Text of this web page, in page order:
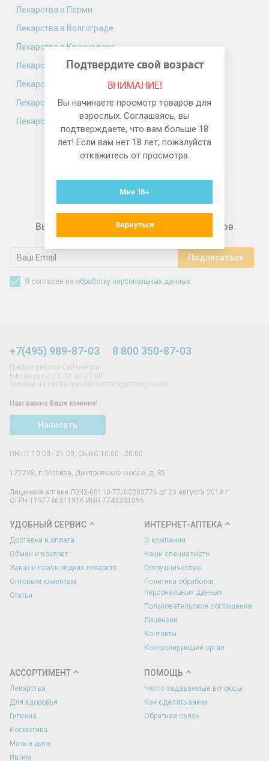
Лекарства в Перми
Лекарства в Волгограде
Лекарства в Краснодаре
Лекарства в Саратове
Лекарства в Тюмени
Лекарства в Тольятти
Лекарства в Ижевске
Выгодные предложения для подписчиков
Я согласен на обработку персональных данных
+7(495) 989-87-03 8 800 350-87-03
График работы Call-центра:
Ежедневно с 8:00 до 21:00
Заказы на сайте принимаются круглосуточно
Нам важно Ваше мнение!
Написать
ПН-ПТ 10:00 - 21:00, СБ-ВС 10:00 - 20:00
127238, г. Москва, Дмитровское шоссе, д. 85
Лицензия аптеки Л042-00110-77/00283776 от 23 августа 2019 г.
ОГРН 1197746311916 ИНН 7743301096
УДОБНЫЙ СЕРВИС
Доставка и оплата
Обмен и возврат
Заказ и поиск редких лекарств
Оптовым клиентам
Статьи
ИНТЕРНЕТ-АПТЕКА
О компании
Наши специалисты
Сотрудничество
Политика обработки
персональных данных
Пользовательское соглашение
Лицензии
Контакты
Контролирующий орган
АССОРТИМЕНТ
Лекарства
Для здоровья
Гигиена
Косметика
Мать и дитя
Интим
ПОМОЩЬ
Часто задаваемые вопросы
Как сделать заказ
Обратная связь
Подтвердите свой возраст
ВНИМАНИЕ!
Вы начинаете просмотр товаров для
взрослых. Соглашаясь, вы
подтверждаете, что вам больше 18
лет! Если вам нет 18 лет, пожалуйста
откажитесь от просмотра.
Мне 18+
Вернуться